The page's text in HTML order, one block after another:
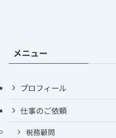
メニュー
プロフィール
仕事のご依頼
税務顧問